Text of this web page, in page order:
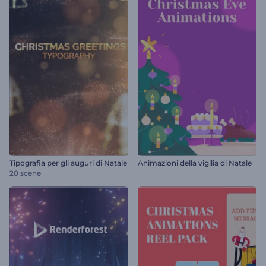
Tipografia per gli auguri di Natale
20 scene
Animazioni della vigilia di Natale